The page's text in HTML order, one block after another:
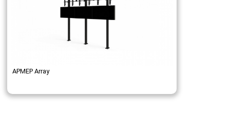
АРМЕР Array